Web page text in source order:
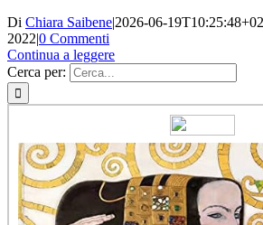
Di Chiara Saibene|2026-06-
2022|0 Commenti
Continua a leggere
Cerca per: